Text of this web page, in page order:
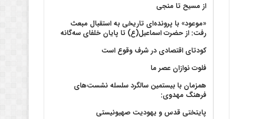
از مسیح تا منجی
«موعود» با پرونده‌ای تاریخی به استقبال مبعث
رفت: از حضرت اسماعیل(ع) تا پایان خلفای سه‌گانه
کودتای اقتصادی در شرف وقوع است
فلوت نوازان عصر ما
همزمان با بیستمین سالگرد سلسله نشست‌های
فرهنگ مهدوی:‌
پایتختی قدس و یهودیت صهیونیستی